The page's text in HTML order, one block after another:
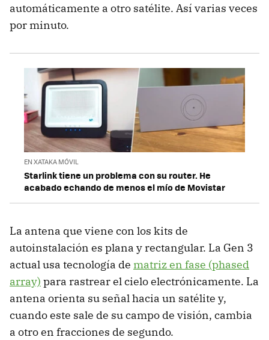
automáticamente a otro satélite. Así varias veces
por minuto.
EN XATAKA MÓVIL
Starlink tiene un problema con su router. He
acabado echando de menos el mío de Movistar
La antena que viene con los kits de
autoinstalación es plana y rectangular. La Gen 3
actual usa tecnología de matriz en fase (phased
array) para rastrear el cielo electrónicamente. La
antena orienta su señal hacia un satélite y,
cuando este sale de su campo de visión, cambia
a otro en fracciones de segundo.